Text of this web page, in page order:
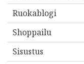
Ruokablogi
Shoppailu
Sisustus